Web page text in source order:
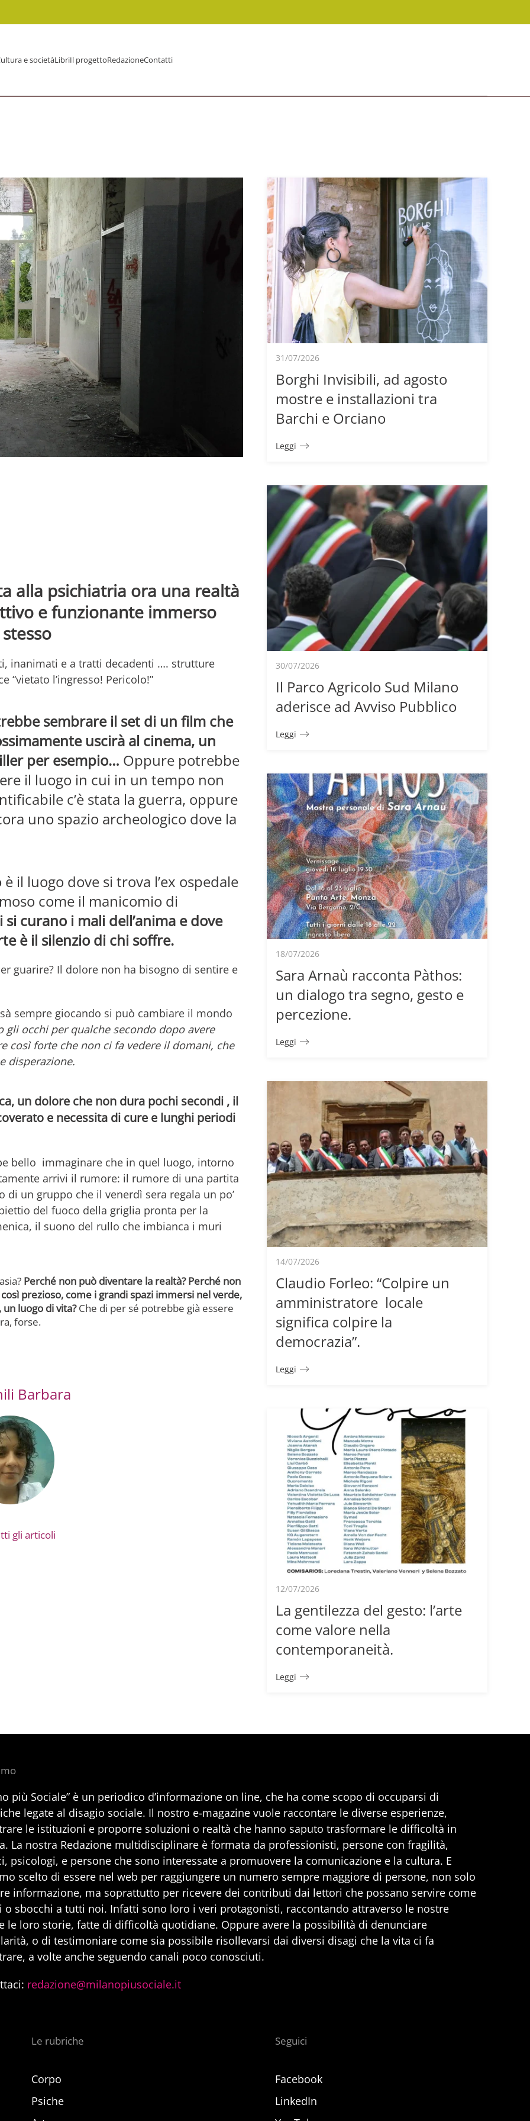
e societàLibriIl progettoRedazioneContatti
alla psichiatria ora una realtà
e funzionante immerso
inanimati e a tratti decadenti …. strutture
l’ingresso! Pericolo!”
sembrare il set di un film che
uscirà al cinema, un
per esempio… Oppure potrebbe
il luogo in cui in un tempo non
c’è stata la guerra, oppure
uno spazio archeologico dove la
il luogo dove si trova l’ex ospedale
come il manicomio di
si curano i mali dell’anima e dove
è il silenzio di chi soffre.
guarire? Il dolore non ha bisogno di sentire e
sempre giocando si può cambiare il mondo
occhi per qualche secondo dopo avere
così forte che non ci fa vedere il domani, che
disperazione.
un dolore che non dura pochi secondi , il
e necessita di cure e lunghi periodi
bello immaginare che in quel luogo, intorno
arrivi il rumore: il rumore di una partita
di un gruppo che il venerdì sera regala un po’
del fuoco della griglia pronta per la
il suono del rullo che imbianca i muri
Perché non può diventare la realtà? Perché non
prezioso, come i grandi spazi immersi nel verde,
luogo di vita?Che di per sé potrebbe già essere
forse.
Barbara
gli articoli
31/07/2026
Borghi Invisibili, ad agosto
mostre e installazioni tra
Barchi e Orciano
Leggi
30/07/2026
Il Parco Agricolo Sud Milano
aderisce ad Avviso Pubblico
Leggi
18/07/2026
Sara Arnaù racconta Pàthos:
un dialogo tra segno, gesto e
percezione.
Leggi
14/07/2026
Claudio Forleo: “Colpire un
amministratore locale
significa colpire la
democrazia”.
Leggi
12/07/2026
La gentilezza del gesto: l’arte
come valore nella
contemporaneità.
Leggi
più Sociale” è un periodico d’informazione on line, che ha come scopo di occuparsi di
legate al disagio sociale. Il nostro e-magazine vuole raccontare le diverse esperienze,
le istituzioni e proporre soluzioni o realtà che hanno saputo trasformare le difficoltà in
La nostra Redazione multidisciplinare è formata da professionisti, persone con fragilità,
psicologi, e persone che sono interessate a promuovere la comunicazione e la cultura. E
scelto di essere nel web per raggiungere un numero sempre maggiore di persone, non solo
informazione, ma soprattutto per ricevere dei contributi dai lettori che possano servire come
o sbocchi a tutti noi. Infatti sono loro i veri protagonisti, raccontando attraverso le nostre
le loro storie, fatte di difficoltà quotidiane. Oppure avere la possibilità di denunciare
o di testimoniare come sia possibile risollevarsi dai diversi disagi che la vita ci fa
a volte anche seguendo canali poco conosciuti.
redazione@milanopiusociale.it
Le rubriche
Corpo
Psiche
Seguici
Facebook
LinkedIn